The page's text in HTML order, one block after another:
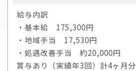
給与内訳
・基本給 175,300円
・地域手当 17,530円
・処遇改善手当 約20,000円
賞与あり（実績年3回）計4ヶ月分